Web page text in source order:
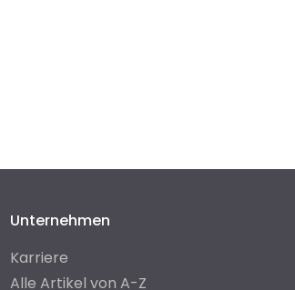
Unternehmen
Karriere
Alle Artikel von A-Z